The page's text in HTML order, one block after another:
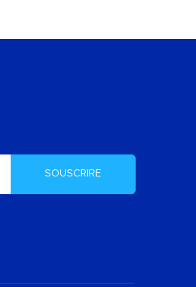
SOUSCRIRE